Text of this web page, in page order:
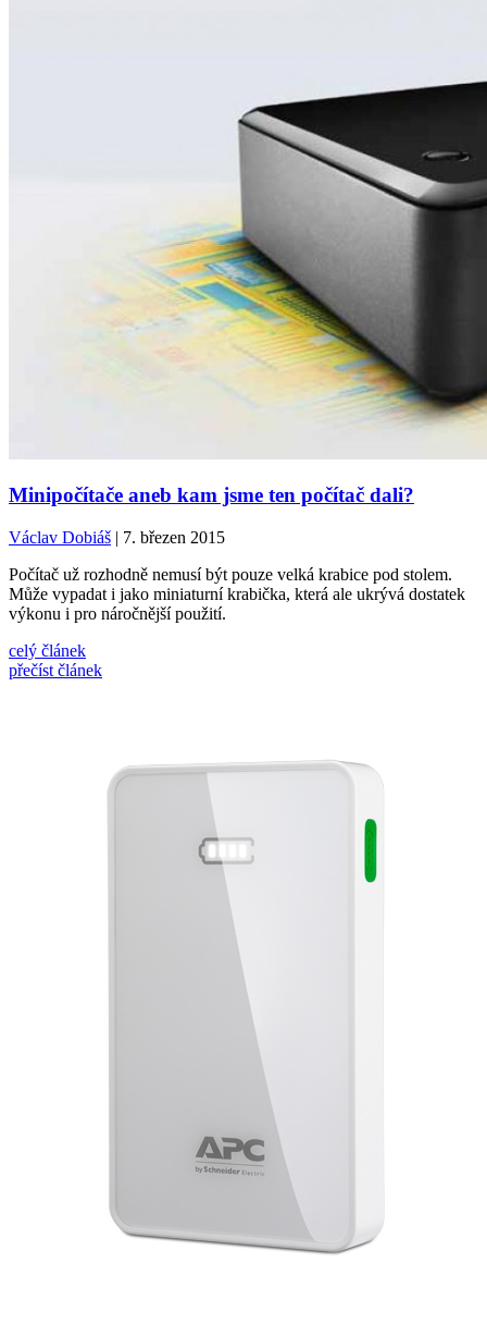
Minipočítače aneb kam jsme ten počítač dali?
Václav Dobiáš | 7. březen 2015
Počítač už rozhodně nemusí být pouze velká krabice pod stolem.
Může vypadat i jako miniaturní krabička, která ale ukrývá dostatek
výkonu i pro náročnější použití.
celý článek
přečíst článek